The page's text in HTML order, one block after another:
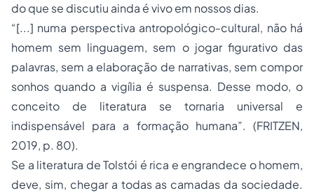
do que se discutiu ainda é vivo em nossos dias.
“[...] numa perspectiva antropológico-cultural, não há
homem sem linguagem, sem o jogar figurativo das
palavras, sem a elaboração de narrativas, sem compor
sonhos quando a vigília é suspensa. Desse modo, o
conceito de literatura se tornaria universal e
indispensável para a formação humana”. (FRITZEN,
2019, p. 80).
Se a literatura de Tolstói é rica e engrandece o homem,
deve, sim, chegar a todas as camadas da sociedade.